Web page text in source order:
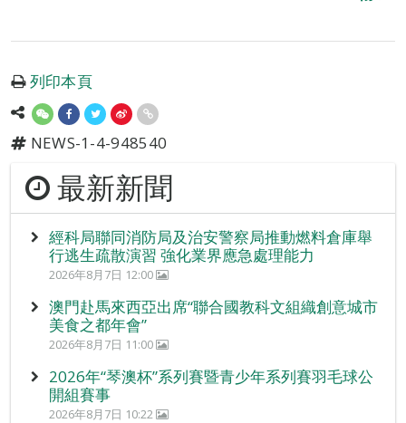
列印本頁
NEWS-1-4-948540
最新新聞
經科局聯同消防局及治安警察局推動燃料倉庫舉
行逃生疏散演習 強化業界應急處理能力
2026年8月7日 12:00
澳門赴馬來西亞出席“聯合國教科文組織創意城市
美食之都年會”
2026年8月7日 11:00
2026年“琴澳杯”系列賽暨青少年系列賽羽毛球公
開組賽事
2026年8月7日 10:22